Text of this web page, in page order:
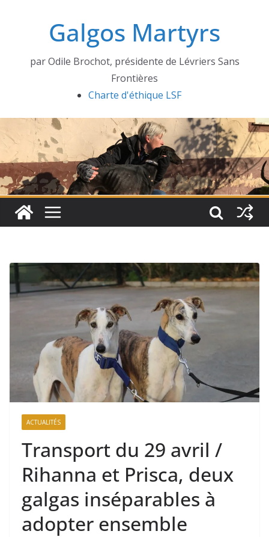
Galgos Martyrs
par Odile Brochot, présidente de Lévriers Sans
Frontières
Charte d'éthique LSF
ACTUALITÉS
Transport du 29 avril /
Rihanna et Prisca, deux
galgas inséparables à
adopter ensemble